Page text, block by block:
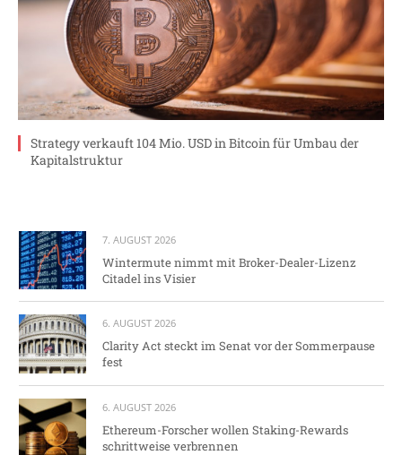
Strategy verkauft 104 Mio. USD in Bitcoin für Umbau der
Kapitalstruktur
7. AUGUST 2026
Wintermute nimmt mit Broker-Dealer-Lizenz
Citadel ins Visier
6. AUGUST 2026
Clarity Act steckt im Senat vor der Sommerpause
fest
6. AUGUST 2026
Ethereum-Forscher wollen Staking-Rewards
schrittweise verbrennen